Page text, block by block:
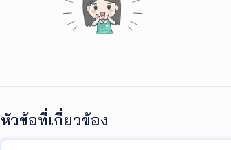
หัวข้อที่เกี่ยวข้อง